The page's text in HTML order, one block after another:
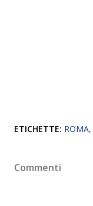
ETICHETTE: ROMA
Commenti